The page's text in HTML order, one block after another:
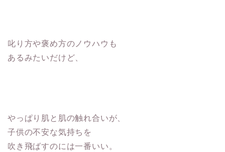
叱り方や褒め方のノウハウも
あるみたいだけど、
やっぱり肌と肌の触れ合いが、
子供の不安な気持ちを
吹き飛ばすのには一番いい。